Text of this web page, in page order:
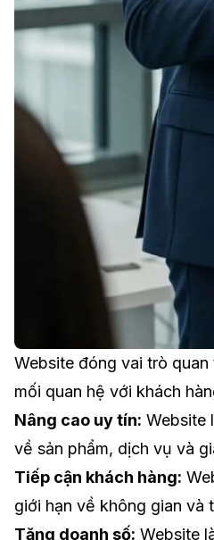
Website đóng vai trò
mối quan hệ với khách
Nâng cao uy tín: Website
về sản phẩm, dịch vụ và
Tiếp cận khách hàng:
giới hạn về không gian và
Tăng doanh số: Website